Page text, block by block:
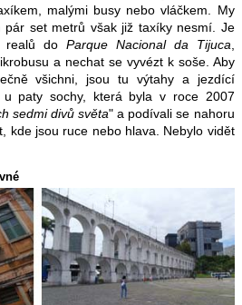
malými busy nebo vláčkem. My
pár set metrů však již taxíky nesmí. Je
realů do Parque Nacional da Tijuca
a nechat se vyvézt k soše. Aby
všichni, jsou tu výtahy a jezdící
u paty sochy, která byla v roce 2007
sedmi divů světa" a podívali se nahoru
kde jsou ruce nebo hlava. Nebylo vidět